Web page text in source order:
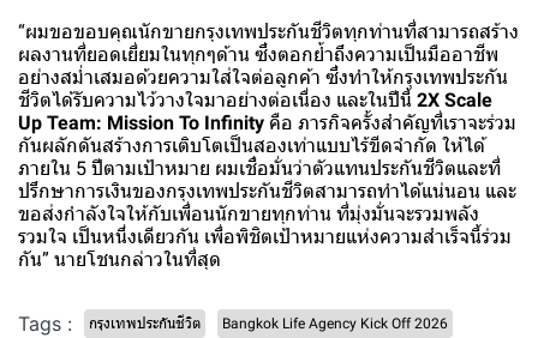
“ผมขอขอบคุณนักขายกรุงเทพประกันชีวิตทุกท่านที่สามารถสร้าง
ผลงานที่ยอดเยี่ยมในทุกๆด้าน ซึ่งตอกย้ำถึงความเป็นมืออาชีพ
อย่างสม่ำเสมอด้วยความใส่ใจต่อลูกค้า ซึ่งทำให้กรุงเทพประกัน
ชีวิตได้รับความไว้วางใจมาอย่างต่อเนื่อง และในปีนี้ 2X Scale
Up Team: Mission To Infinity คือ ภารกิจครั้งสำคัญที่เราจะร่วม
กันผลักดันสร้างการเติบโตเป็นสองเท่าแบบไร้ขีดจำกัด ให้ได้
ภายใน 5 ปีตามเป้าหมาย ผมเชื่อมั่นว่าตัวแทนประกันชีวิตและที่
ปรึกษาการเงินของกรุงเทพประกันชีวิตสามารถทำได้แน่นอน และ
ขอส่งกำลังใจให้กับเพื่อนนักขายทุกท่าน ที่มุ่งมั่นจะรวมพลัง
รวมใจ เป็นหนึ่งเดียวกัน เพื่อพิชิตเป้าหมายแห่งความสำเร็จนี้ร่วม
กัน” นายโชนกล่าวในที่สุด
Tags : กรุงเทพประกันชีวิต Bangkok Life Agency Kick Off 2026